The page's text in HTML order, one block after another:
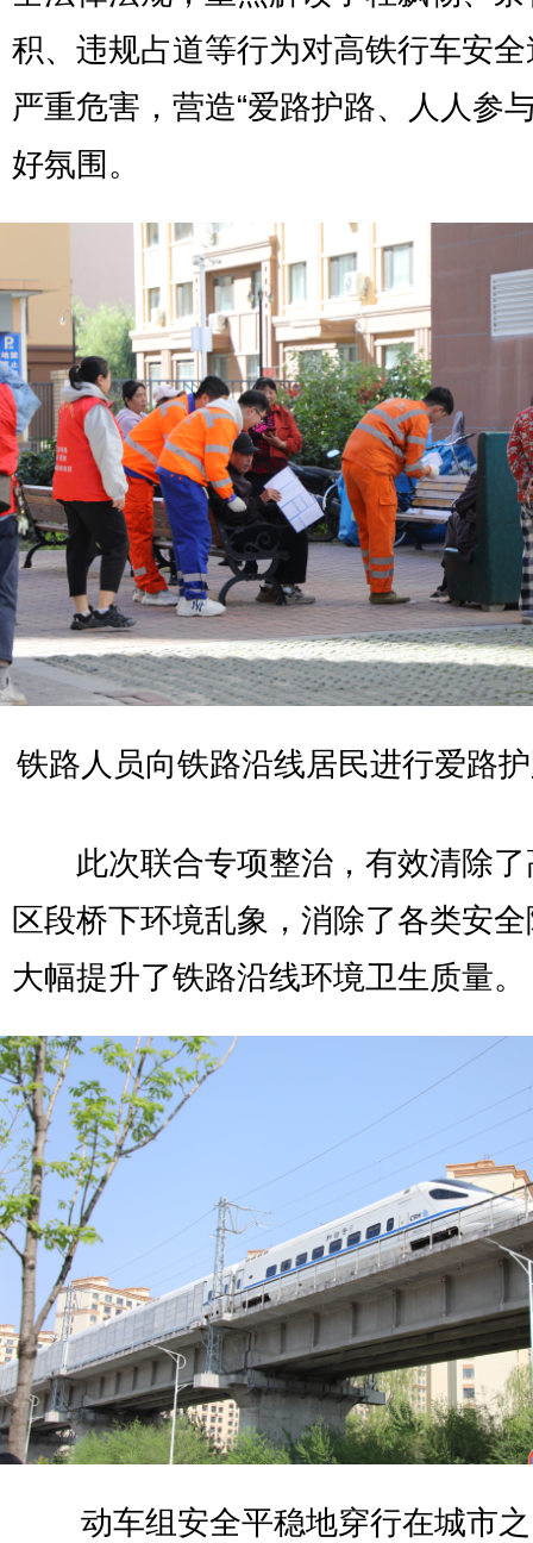
积、违规占道等行为对高铁行车安
严重危害，营造“爱路护路、人人参
好氛围。
铁路人员向铁路沿线居民进行爱路
此次联合专项整治，有效清除了
区段桥下环境乱象，消除了各类安
大幅提升了铁路沿线环境卫生质量。
动车组安全平稳地穿行在城市